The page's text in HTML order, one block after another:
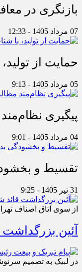
بازنگری در
07 مرداد 1405 - 12:33
حمایت از
05 مرداد 1405 - 9:13
پیگیری
04 مرداد 1405 - 9:01
تقسیط و
31 تیر 1405 - 9:25
از سوی اتاق اصناف
آئین
در لبیک به تصمیم